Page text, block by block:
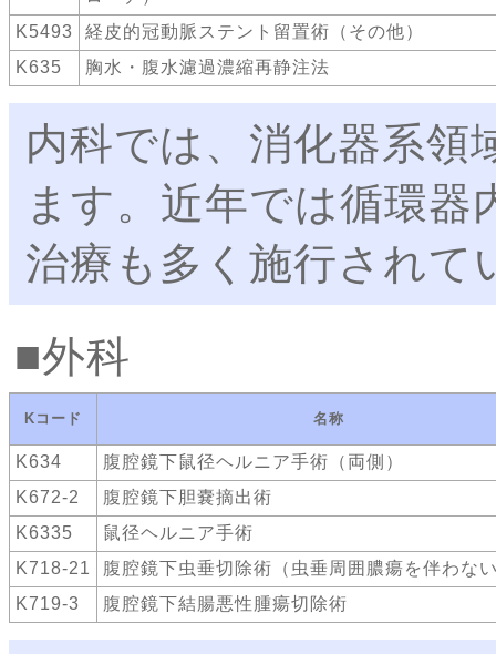
K5493
経皮的冠動脈ステント留置術（その他）
K635
胸水・腹水濾過濃縮再静注法
内科では、消化器系領
ます。近年では循環
治療も多く施行されて
外科
Kコード 名称
K634
腹腔鏡下鼠径ヘルニア手術（両側）
K672-2
腹腔鏡下胆嚢摘出術
K6335
鼠径ヘルニア手術
K718-21
腹腔鏡下虫垂切除術（虫垂周囲膿瘍を伴わな
K719-3
腹腔鏡下結腸悪性腫瘍切除術